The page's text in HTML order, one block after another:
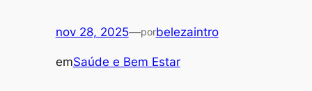
nov 28, 2025—porbelezaintro
emSaúde e Bem Estar